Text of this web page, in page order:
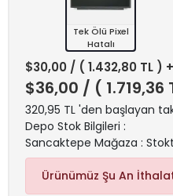
Tek Ölü Pixel
Hatalı
$30,00 / ( 1.432,80 TL )
$36,00 / ( 1.719,36
320,95 TL 'den başlayan
Depo Stok Bilgileri :
Sancaktepe Mağaza :
Ürünümüz Şu An